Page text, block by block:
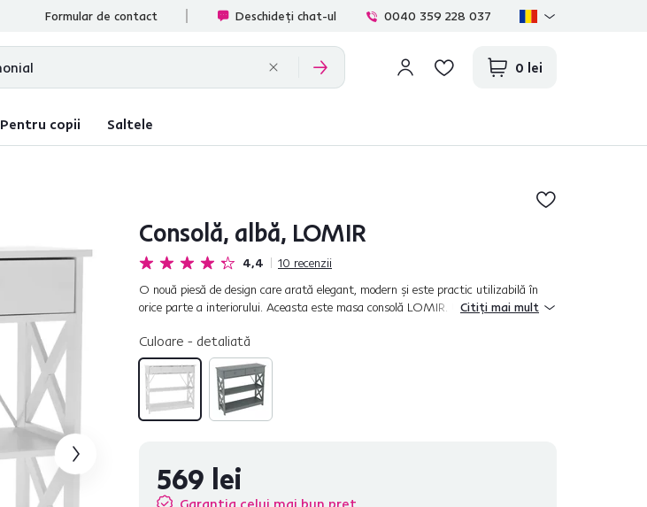
Formular de contact Deschideți chat-ul 0040 359 228 037
0 lei
Pentru copii Saltele
Consolă, albă, LOMIR
4,4 10 recenzii
O nouă piesă de design care arată elegant, modern şi este practic utilizabilă în
orice parte a interiorului. Aceasta este masa consolă LOMIR. Un accesoriu frumos
Citiți mai mult
Culoare - detaliată
569 lei
Garanția celui mai bun preț